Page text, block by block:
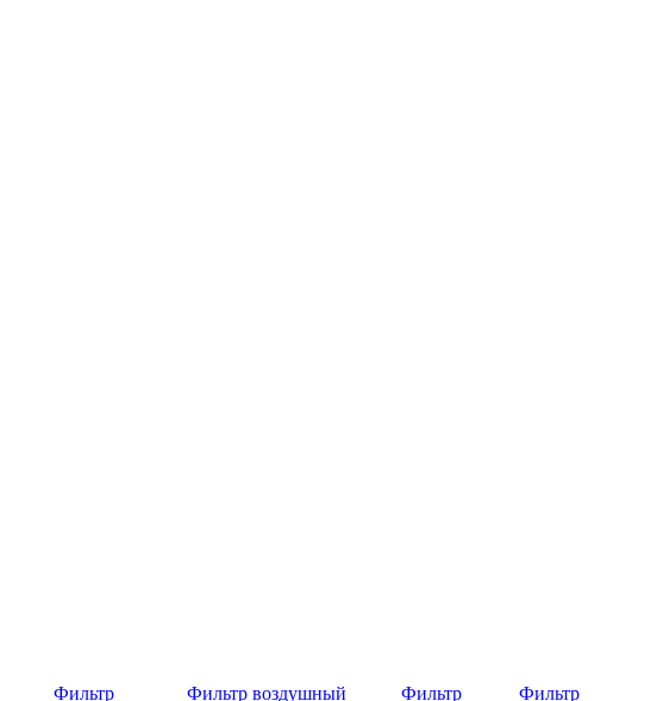
Фильтр
Фильтр воздушный
Фильтр
Фильтр